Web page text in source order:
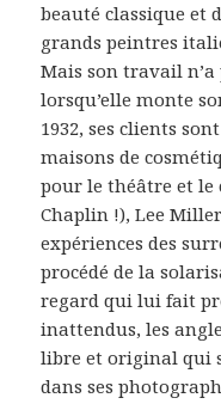
beauté classique et
grands peintres
Mais son travail
lorsqu’elle monte
1932, ses clients
maisons de
pour le théâtre et
Chaplin !), Lee
expériences des
procédé de la
regard qui lui fait
inattendus, les
libre et original qui
dans ses